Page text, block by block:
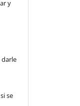
y
darle
se